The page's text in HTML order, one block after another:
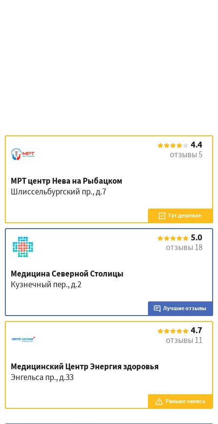
4.4
отзывы 5
МРТ центр Нева на Рыбацком
Шлиссельбургский пр., д.7
Тут дешевле
5.0
отзывы 18
Медицина Северной Столицы
Кузнечный пер., д.2
Лучшие отзывы
4.7
отзывы 11
Медицинский Центр Энергия здоровья
Энгельса пр., д.33
Раньше запись